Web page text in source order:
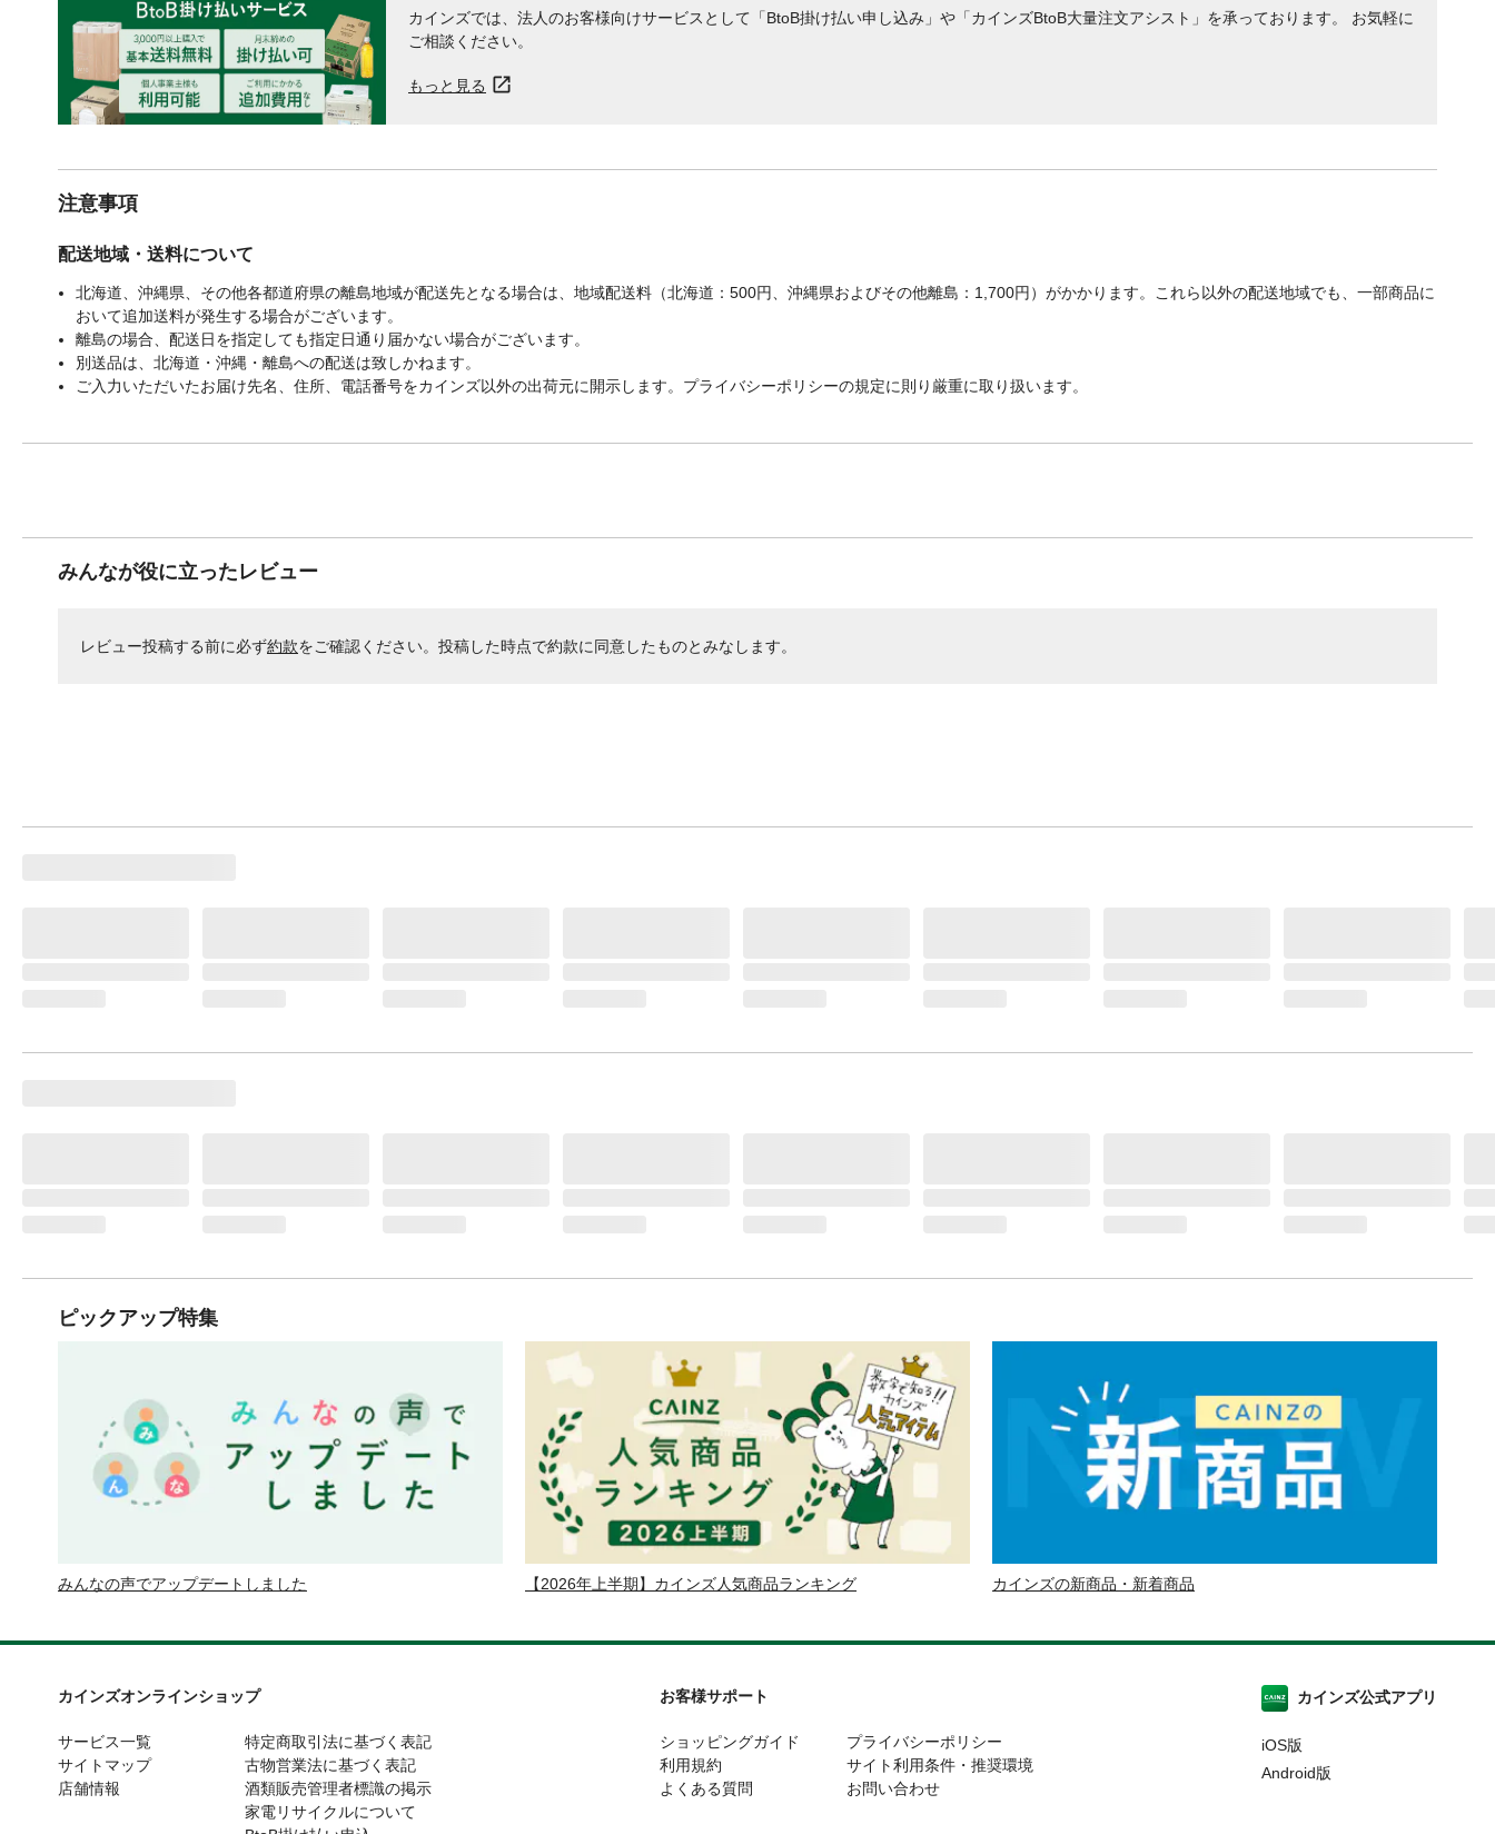
カインズでは、法人のお客様向けサービスとして「BtoB掛け払い申し込み」や「カインズBtoB大量注文アシスト」を承っております。 お気軽に
ご相談ください。
もっと見る
注意事項
配送地域・送料について
北海道、沖縄県、その他各都道府県の離島地域が配送先となる場合は、地域配送料（北海道：500円、沖縄県およびその他離島：1,700円）がかかります。これら以外の配送地域でも、一部商品に
おいて追加送料が発生する場合がございます。
離島の場合、配送日を指定しても指定日通り届かない場合がございます。
別送品は、北海道・沖縄・離島への配送は致しかねます。
ご入力いただいたお届け先名、住所、電話番号をカインズ以外の出荷元に開示します。プライバシーポリシーの規定に則り厳重に取り扱います。
みんなが役に立ったレビュー
レビュー投稿する前に必ず約款をご確認ください。投稿した時点で約款に同意したものとみなします。
ピックアップ特集
みんなの声でアップデートしました 【2026年上半期】カインズ人気商品ランキング カインズの新商品・新着商品
カインズオンラインショップ
サービス一覧
サイトマップ
店舗情報
特定商取引法に基づく表記
古物営業法に基づく表記
酒類販売管理者標識の掲示
家電リサイクルについて
お客様サポート
ショッピングガイド
利用規約
よくある質問
プライバシーポリシー
サイト利用条件・推奨環境
お問い合わせ
カインズ公式アプリ
iOS版
Android版